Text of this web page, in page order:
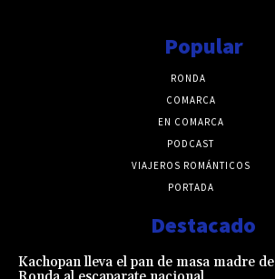
Popular
RONDA
COMARCA
EN COMARCA
PODCAST
VIAJEROS ROMÁNTICOS
PORTADA
Destacado
Kachopan lleva el pan de masa madre de